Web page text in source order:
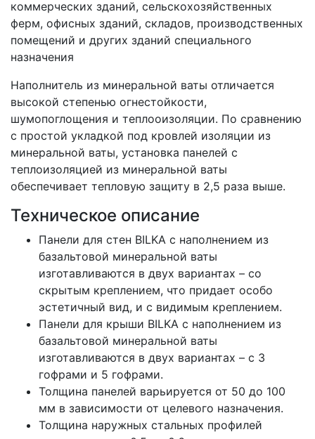
коммерческих зданий, сельскохозяйственных
ферм, офисных зданий, складов, производственных
помещений и других зданий специального
назначения
Наполнитель из минеральной ваты отличается
высокой степенью огнестойкости,
шумопоглощения и теплооизоляции. По сравнению
с простой укладкой под кровлей изоляции из
минеральной ваты, установка панелей с
теплоизоляцией из минеральной ваты
обеспечивает тепловую защиту в 2,5 раза выше.
Техническое описание
Панели для стен BILKA с наполнением из
базальтовой минеральной ваты
изготавливаются в двух вариантах – со
скрытым креплением, что придает особо
эстетичный вид, и с видимым креплением.
Панели для крыши BILKA с наполнением из
базальтовой минеральной ваты
изготавливаются в двух вариантах – с 3
гофрами и 5 гофрами.
Толщина панелей варьируется от 50 до 100
мм в зависимости от целевого назначения.
Толщина наружных стальных профилей